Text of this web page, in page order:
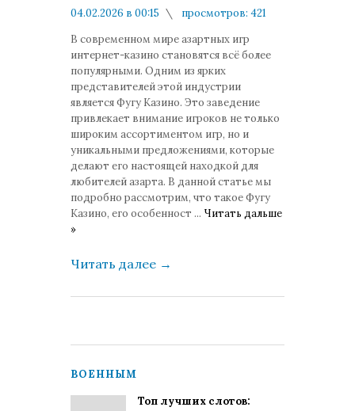
04.02.2026 в 00:15
просмотров: 421
В современном мире азартных игр
интернет-казино становятся всё более
популярными. Одним из ярких
представителей этой индустрии
является Фугу Казино. Это заведение
привлекает внимание игроков не только
широким ассортиментом игр, но и
уникальными предложениями, которые
делают его настоящей находкой для
любителей азарта. В данной статье мы
подробно рассмотрим, что такое Фугу
Казино, его особенност ... Читать дальше
»
Читать далее →
ВОЕННЫМ
Топ лучших слотов: